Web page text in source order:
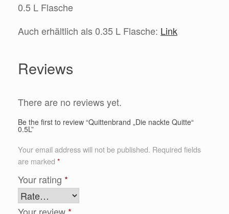
0.5 L Flasche
Auch erhältlich als 0.35 L Flasche: Link
Reviews
There are no reviews yet.
Be the first to review “Quittenbrand „Die nackte Quitte“
0.5L”
Your email address will not be published. Required fields
are marked *
Your rating *